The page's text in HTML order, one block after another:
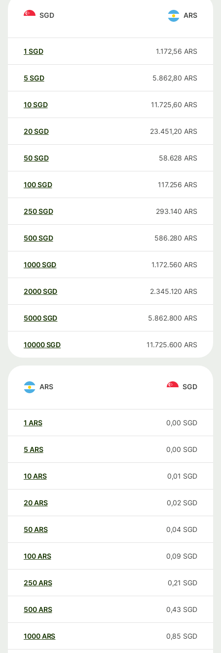
SGD ARS
1 SGD 1.172,56 ARS
5 SGD 5.862,80 ARS
10SGD 11.725,60 ARS
20SGD 23.451,20 ARS
50SGD 58.628 ARS
100SGD 117.256 ARS
250SGD 293.140 ARS
500SGD 586.280 ARS
1000SGD 1.172.560 ARS
2000SGD 2.345.120 ARS
5000SGD 5.862.800 ARS
10000 SGD 11.725.600 ARS
ARS SGD
1 ARS 0,00 SGD
5 ARS 0,00 SGD
10ARS 0,01 SGD
20ARS 0,02 SGD
50ARS 0,04 SGD
100ARS 0,09 SGD
250ARS 0,21 SGD
500ARS 0,43 SGD
1000ARS 0,85 SGD